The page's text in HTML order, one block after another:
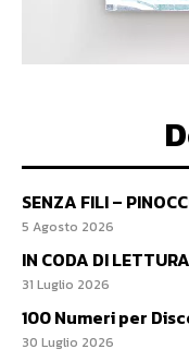
SENZA FILI –
5 Agosto 2026
IN CODA DI
31 Luglio 2026
100 Numeri per
30 Luglio 2026